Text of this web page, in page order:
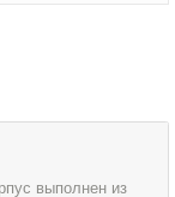
выполнен из